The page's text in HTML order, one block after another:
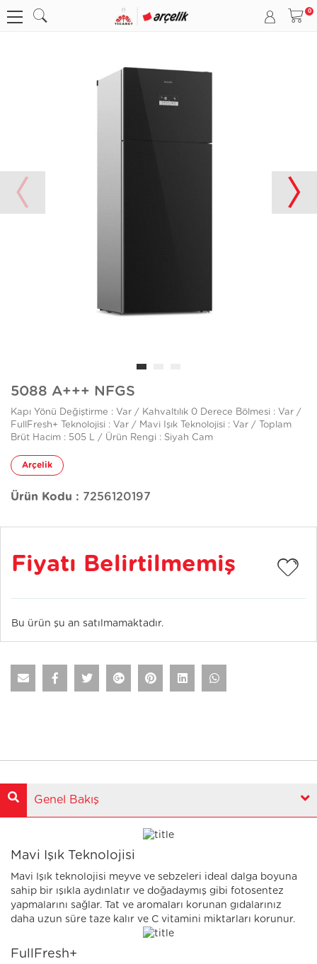
5088 A+++ NFGS
Kapı Yönü Değiştirme : Var / Kahvaltılık 0 Derece Bölmesi : Var /
FullFresh+ Teknolojisi : Var / Mavi Işık Teknolojisi : Var / Toplam
Brüt Hacim : 505 L / Ürün Rengi : Siyah Cam
Arçelik
Ürün Kodu : 7256120197
Fiyatı Belirtilmemiş
Bu ürün şu an satılmamaktadır.
Genel Bakış
Mavi Işık Teknolojisi
Mavi Işık teknolojisi meyve ve sebzeleri ideal dalga boyuna
sahip bir ışıkla aydınlatır ve doğadaymış gibi fotosentez
yapmalarını sağlar. Tat ve aromaları korunan gıdalarınız
daha uzun süre taze kalır ve C vitamini miktarları korunur.
FullFresh+